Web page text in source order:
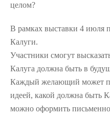
целом?
В рамках выставки 4 июля
Калуги.
Участники смогут
Калуга должна быть в
Каждый желающий может
идеей, какой должна быть
можно оформить